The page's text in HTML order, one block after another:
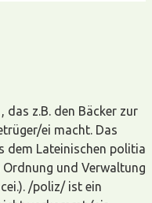
z.B. den Bäcker zur
ei macht. Das
dem Lateinischen politia
und Verwaltung
/poliz/ ist ein